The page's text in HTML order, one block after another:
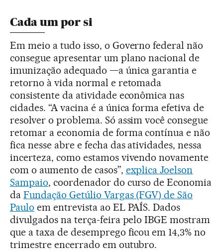
Cada um por si
Em meio a tudo isso, o Governo federal não
consegue apresentar um plano nacional de
imunização adequado —a única garantia e
retorno à vida normal e retomada
consistente da atividade econômica nas
cidades. “A vacina é a única forma efetiva de
resolver o problema. Só assim você consegue
retomar a economia de forma contínua e não
fica nesse abre e fecha das atividades, nessa
incerteza, como estamos vivendo novamente
com o aumento de casos”, explica Joelson
Sampaio, coordenador do curso de Economia
da Fundação Getúlio Vargas (FGV) de São
Paulo em entrevista ao EL PAÍS. Dados
divulgados na terça-feira pelo IBGE mostram
que a taxa de desemprego ficou em 14,3% no
trimestre encerrado em outubro.